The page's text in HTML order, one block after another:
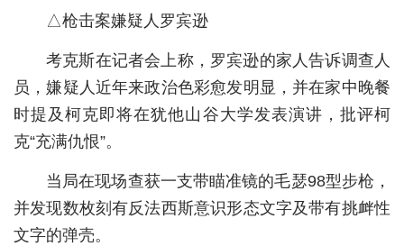
相亲
汽车
房产
消费
创意
文化
△枪击案嫌疑人罗宾逊
考克斯在记者会上称，罗宾逊的家人告诉调查人
员，嫌疑人近年来政治色彩愈发明显，并在家中晚餐
时提及柯克即将在犹他山谷大学发表演讲，批评柯
克“充满仇恨”。
当局在现场查获一支带瞄准镜的毛瑟98型步枪，
并发现数枚刻有反法西斯意识形态文字及带有挑衅性
文字的弹壳。